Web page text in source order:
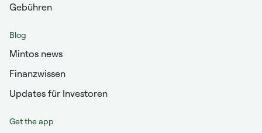
Gebühren
Blog
Mintos news
Finanzwissen
Updates für Investoren
Get the app